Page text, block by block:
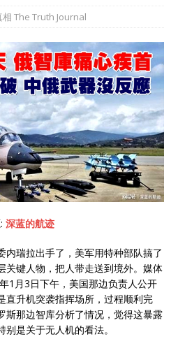
相 The Truth Journal
深蓝的航迹
内瑞拉出手了，美军用特种部队搞了
关键人物，把人带走送到境外。媒体
1月3日下午，美国那边负责人公开
直升机突袭指挥场所，过程顺利完
斯那边智库分析了情况，觉得这暴露
是关于无人机的看法。